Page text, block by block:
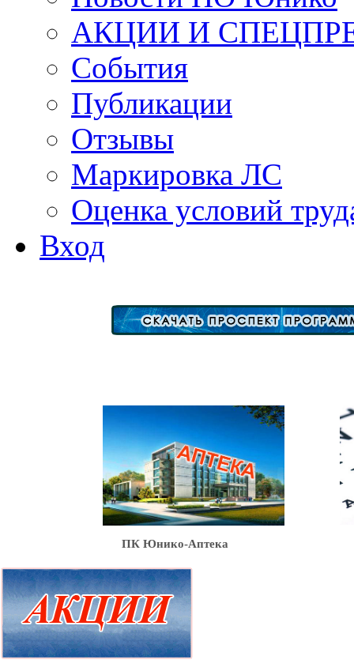
АКЦИИ И
События
Публикации
Отзывы
Маркировка ЛС
Оценка условий
Вход
ПК Юнико-Аптека